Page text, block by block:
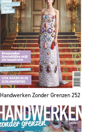
Handwerken Zonder Grenzen 252